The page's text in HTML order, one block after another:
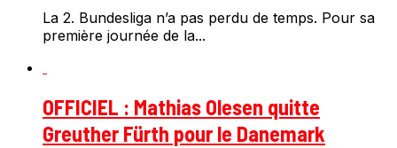
La 2. Bundesliga n’a pas perdu de temps. Pour sa
première journée de la...
OFFICIEL : Mathias Olesen quitte
Greuther Fürth pour le Danemark